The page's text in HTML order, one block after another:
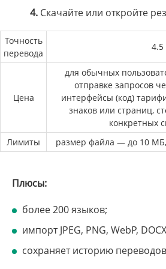
4. Скачайте или откройте
Точность
перевода
4.5
Цена
для обычных
отправке запросов
интерфейсы (код)
знаков или страниц,
конкретных
Лимиты
размер файла — до 10
Плюсы:
более 200 языков;
импорт JPEG, PNG, WebP,
сохраняет историю